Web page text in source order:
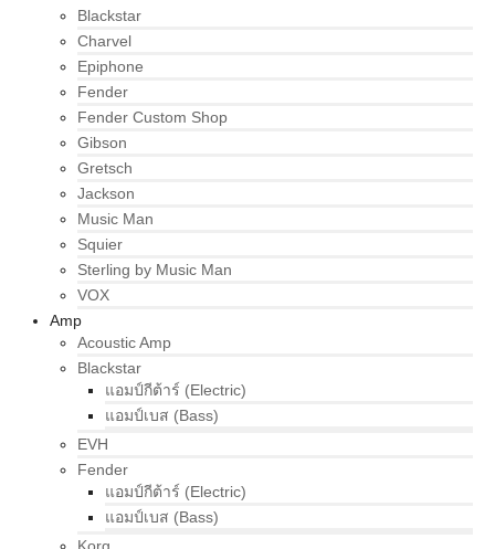
Blackstar
Charvel
Epiphone
Fender
Fender Custom Shop
Gibson
Gretsch
Jackson
Music Man
Squier
Sterling by Music Man
VOX
Amp
Acoustic Amp
Blackstar
แอมป์กีต้าร์ (Electric)
แอมป์เบส (Bass)
EVH
Fender
แอมป์กีต้าร์ (Electric)
แอมป์เบส (Bass)